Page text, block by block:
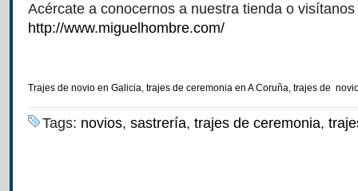
Acércate a conocernos a nuestra tienda o
http://www.miguelhombre.com/
Trajes de novio en Galicia, trajes de ceremonia en A Coruña, trajes de
Tags: novios, sastrería, trajes de ceremonia,